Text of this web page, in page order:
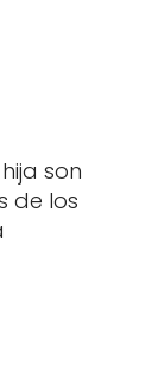
son
de los